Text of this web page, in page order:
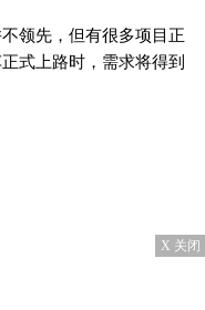
领先，但有很多项目正
式上路时，需求将得到
X 关闭